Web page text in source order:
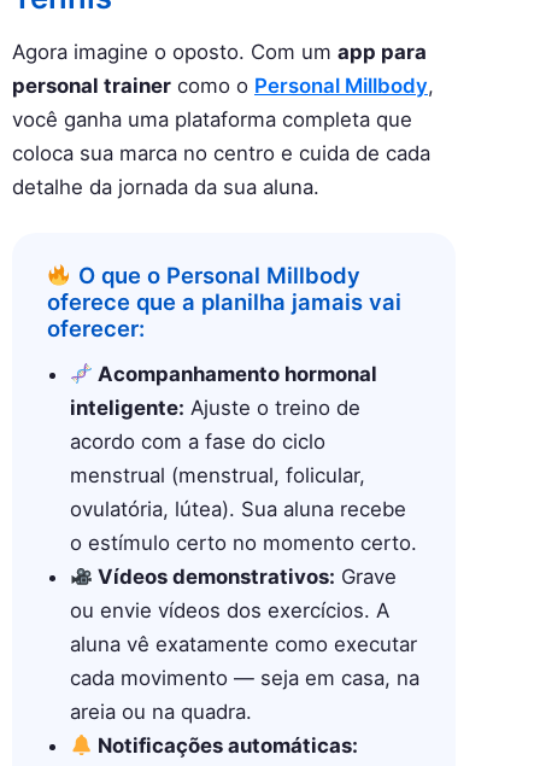
Agora imagine o oposto. Com um app para
personal trainer como o Personal Millbody,
você ganha uma plataforma completa que
coloca sua marca no centro e cuida de cada
detalhe da jornada da sua aluna.
O que o Personal Millbody
oferece que a planilha jamais vai
oferecer:
Acompanhamento hormonal
inteligente: Ajuste o treino de
acordo com a fase do ciclo
menstrual (menstrual, folicular,
ovulatória, lútea). Sua aluna recebe
o estímulo certo no momento certo.
Vídeos demonstrativos: Grave
ou envie vídeos dos exercícios. A
aluna vê exatamente como executar
cada movimento — seja em casa, na
areia ou na quadra.
Notificações automáticas: